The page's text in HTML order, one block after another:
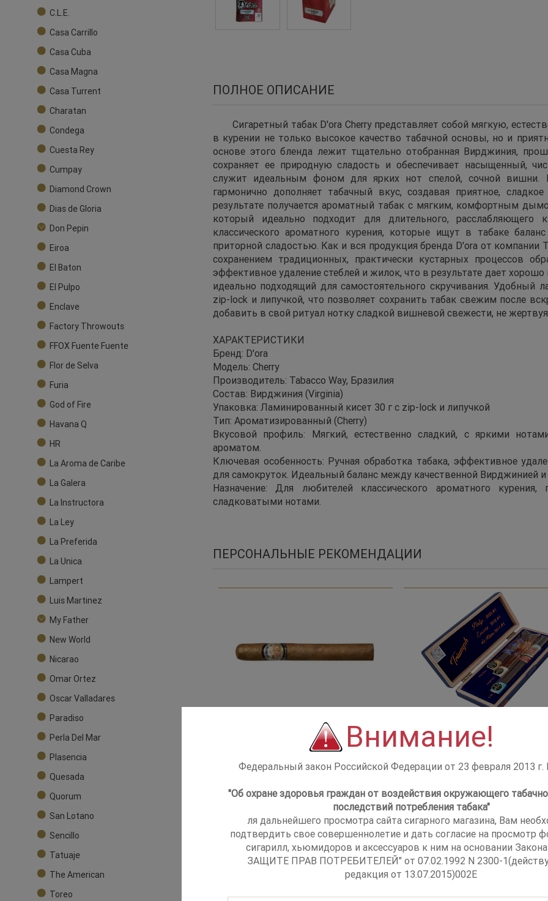
C.L.E.
Casa Carrillo
Casa Cuba
Casa Magna
Casa Turrent
Charatan
Condega
Cuesta Rey
Cumpay
Diamond Crown
Dias de Gloria
Don Pepin
Eiroa
El Baton
El Pulpo
Enclave
Factory Throwouts
FFOX Fuente Fuente
Flor de Selva
Furia
God of Fire
Havana Q
HR
La Aroma de Caribe
La Galera
La Instructora
La Ley
La Preferida
La Unica
Lampert
Luis Martinez
My Father
New World
Nicarao
Omar Ortez
Oscar Valladares
Paradiso
Perla Del Mar
Plasencia
Quesada
Quorum
San Lotano
Sencillo
Tatuaje
The American
Toreo
ПОЛНОЕ ОПИСАНИЕ
Сигаретный табак D'ora Cherry представляет собой мягкую,
в курении не только высокое качество табачной основы, но и
основе этого бленда лежит тщательно отобранная Вирджиния,
сохраняет ее природную сладость и обеспечивает насыщенный,
служит идеальным фоном для ярких нот спелой, сочной вишни.
гармонично дополняет табачный вкус, создавая приятное,
результате получается ароматный табак с мягким, комфортным
который идеально подходит для длительного,
классического ароматного курения, которые ищут в табаке
приторной сладостью. Как и вся продукция бренда D'ora от компании
сохранением традиционных, практически кустарных процессов
эффективное удаление стеблей и жилок, что в результате дает
идеально подходящий для самостоятельного скручивания.
zip-lock и липучкой, что позволяет сохранить табак свежим после
добавить в свой ритуал нотку сладкой вишневой свежести, не
ХАРАКТЕРИСТИКИ
Бренд: D'ora
Модель: Cherry
Производитель: Tabacco Way, Бразилия
Состав: Вирджиния (Virginia)
Упаковка: Ламинированный кисет 30 г с zip-lock и липучкой
Тип: Ароматизированный (Cherry)
Вкусовой профиль: Мягкий, естественно сладкий, с яркими
ароматом.
Ключевая особенность: Ручная обработка табака, эффективное
для самокруток. Идеальный баланс между качественной Вирджинией
Назначение: Для любителей классического ароматного
сладковатыми нотами.
ПЕРСОНАЛЬНЫЕ РЕКОМЕНДАЦИИ
Сигары Luis Martinez Aspen
Toro
Подарочный набор сигар
Carrillo Perez Carrillo Cajas
Внимание!
Федеральный закон Российской Федерации от 23 февраля 2013
"Об охране здоровья граждан от воздействия окружающего
последствий потребления табака"
ля дальнейшего просмотра сайта сигарного магазина, Вам
подтвердить свое совершеннолетие и дать согласие на просмотр
сигарилл, хьюмидоров и аксессуаров к ним на основании
ЗАЩИТЕ ПРАВ ПОТРЕБИТЕЛЕЙ" от 07.02.1992 N 2300-
редакция от 13.07.2015)002E